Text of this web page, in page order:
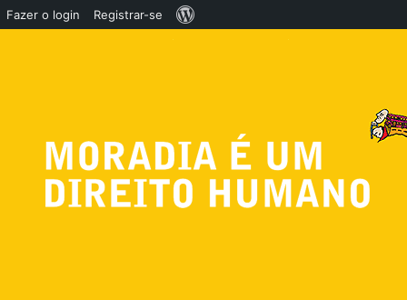
Fazer o login Registrar-se